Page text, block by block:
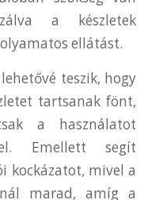
a készletek
ellátást.
teszik, hogy
tartsanak fönt,
a használatot
Emellett segít
kockázatot, mivel a
marad, amíg a